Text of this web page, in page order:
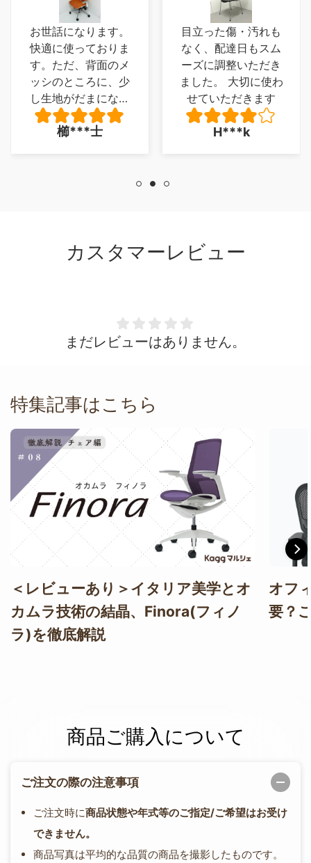
お世話になります。
快適に使っておりま
す。ただ、背面のメ
ッシのところに、少
し生地がだまになっ
ているところがあ
り、少し残念でした
櫛***士
目立った傷・汚れも
なく、配達日もスム
ーズに調整いただき
ました。 大切に使わ
せていただきます
H***k
カスタマーレビュー
まだレビューはありません。
特集記事はこちら
＜レビューあり＞イタリア美学とオ
カムラ技術の結晶、Finora(フィノ
ラ)を徹底解説
オフ
要？
商品ご購入について
ご注文の際の注意事項
ご注文時に商品状態や年式等のご指定/ご希望はお受け
できません。
商品写真は平均的な品質の商品を撮影したものです。